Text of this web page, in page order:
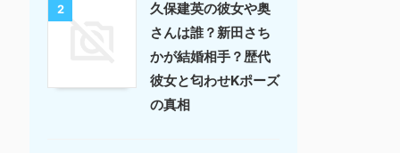
2
久保建英の彼女や奥
さんは誰？新田さち
かが結婚相手？歴代
彼女と匂わせKポーズ
の真相